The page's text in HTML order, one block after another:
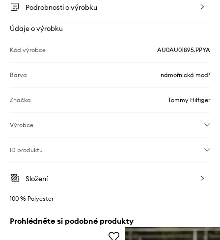
Podrobnosti o výrobku
Údaje o výrobku
Kód výrobce AU0AU01895.PPYA
Barva námořnická modř
Značka Tommy Hilfiger
Výrobce
ID produktu
Složení
100 % Polyester
Prohlédněte si podobné produkty